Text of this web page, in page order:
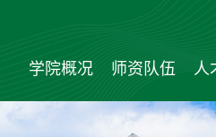
学院概况 师资队伍 人